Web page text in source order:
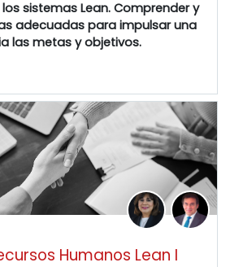
sistemas Lean. Comprender y
adecuadas para impulsar una
las metas y objetivos.
Humanos Lean I